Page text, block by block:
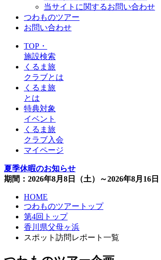
当サイトに関するお問い合わせ
つわものツアー
お問い合わせ
TOP・
施設検索
くるま旅
クラブとは
くるま旅
とは
特典対象
イベント
くるま旅
クラブ入会
マイページ
夏季休暇のお知らせ
期間：2026年8月8日（土）～2026年8月16
HOME
つわものツアートップ
第4回トップ
香川県父母ヶ浜
スポット訪問レポート一覧